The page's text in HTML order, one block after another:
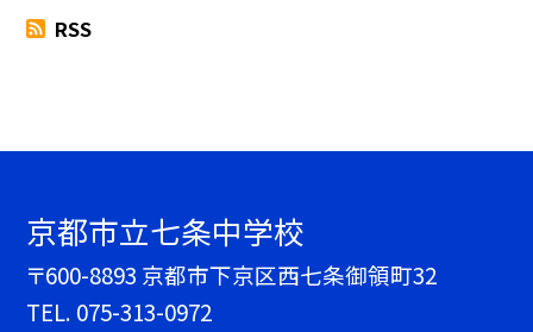
RSS
京都市立七条中学校
〒600-8893 京都市下京区西七条御領町32
TEL. 075-313-0972